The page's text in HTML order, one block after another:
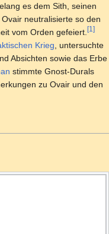
es dem Sith, seinen
neutralisierte so den
vom Orden gefeiert. [1]
Krieg , untersuchte
Absichten sowie das Erbe
stimmte Gnost-Durals
zu Ovair und den